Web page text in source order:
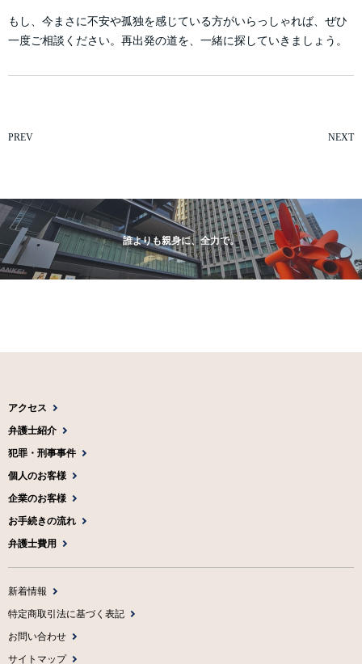
もし、今まさに不安や孤独を感じている方がいらっしゃれば、ぜひ
一度ご相談ください。再出発の道を、一緒に探していきましょう。
PREV NEXT
誰よりも親身に、全力で。
アクセス
弁護士紹介
犯罪・刑事事件
個人のお客様
企業のお客様
お手続きの流れ
弁護士費用
新着情報
特定商取引法に基づく表記
お問い合わせ
サイトマップ